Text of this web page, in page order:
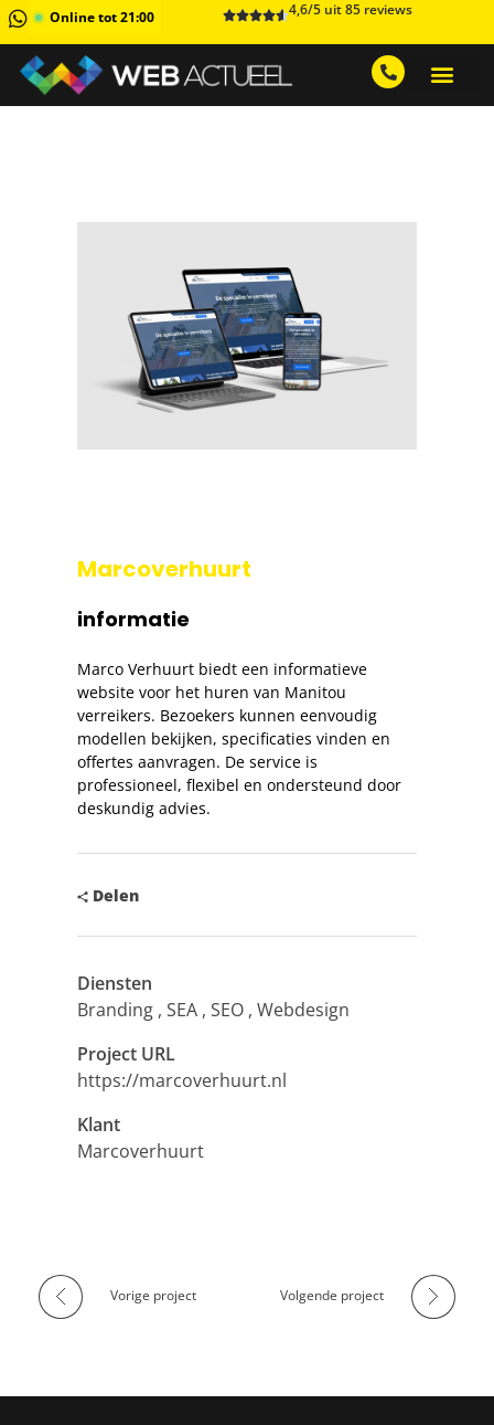
Online tot 21:00 4,6/5 uit 85 reviews
Marcoverhuurt
informatie
Marco Verhuurt biedt een informatieve
website voor het huren van Manitou
verreikers. Bezoekers kunnen eenvoudig
modellen bekijken, specificaties vinden en
offertes aanvragen. De service is
professioneel, flexibel en ondersteund door
deskundig advies.
Delen
Diensten
Branding SEA SEO Webdesign
Project URL
https://marcoverhuurt.nl
Klant
Marcoverhuurt
Vorige project Volgende project